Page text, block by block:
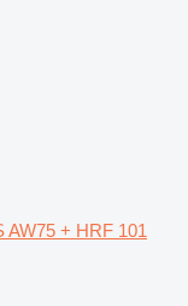
AW75 + HRF 101